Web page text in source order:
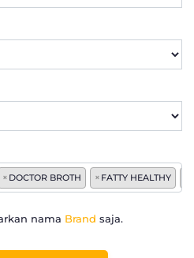
× DOCTOR BROTH × FATTY HEALTHY
nama Brand saja.